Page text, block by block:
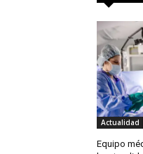
Actualidad
Equipo